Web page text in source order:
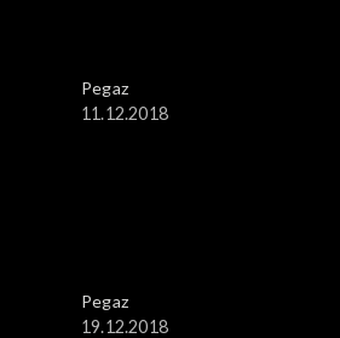
Pegaz
11.12.2018
Pegaz
19.12.2018